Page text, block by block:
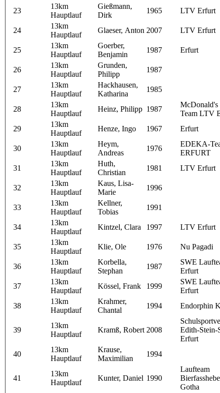
23
13km
Hauptlauf
Gießmann,
Dirk
1965 LTV Erfurt
24
13km
Hauptlauf
Glaeser, Anton 2007 LTV Erfurt
25
13km
Hauptlauf
Goerber,
Benjamin
1987 Erfurt
26
13km
Hauptlauf
Grunden,
Philipp
1987
27
13km
Hauptlauf
Hackhausen,
Katharina
1985
28
13km
Hauptlauf
Heinz, Philipp 1987
McDonald's
Team LTV
29
13km
Hauptlauf
Henze, Ingo 1967 Erfurt
30
13km
Hauptlauf
Heym,
Andreas
1976
EDEKA-
ERFURT
31
13km
Hauptlauf
Huth,
Christian
1981 LTV Erfurt
32
13km
Hauptlauf
Kaus, Lisa-
Marie
1996
33
13km
Hauptlauf
Kellner,
Tobias
1991
34
13km
Hauptlauf
Kintzel, Clara 1997 LTV Erfurt
35
13km
Hauptlauf
Klie, Ole 1976 Nu Pagadi
36
13km
Hauptlauf
Korbella,
Stephan
1987
SWE
Erfurt
37
13km
Hauptlauf
Kössel, Frank 1999
SWE
Erfurt
38
13km
Hauptlauf
Krahmer,
Chantal
1994 Endorphin
39
13km
Hauptlauf
Kramß, Robert 2008
Edith-Stein-
Erfurt
40
13km
Hauptlauf
Krause,
Maximilian
1994
41
13km
Hauptlauf
Kunter, Daniel 1990
Laufteam
Gotha